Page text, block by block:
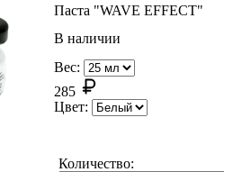
Паста "WAVE EFFECT"
В наличии
Вес:
285
Цвет:
Количество: